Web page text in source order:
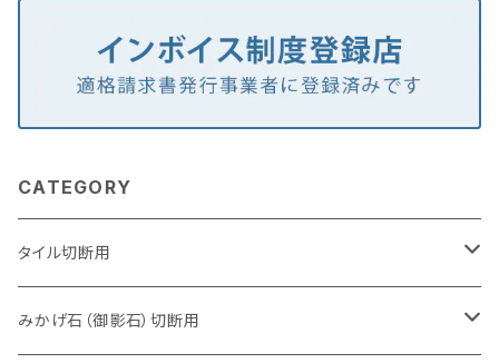
CATEGORY
タイル切断用
105mm（4インチ）
みかげ石（御影石）切断用